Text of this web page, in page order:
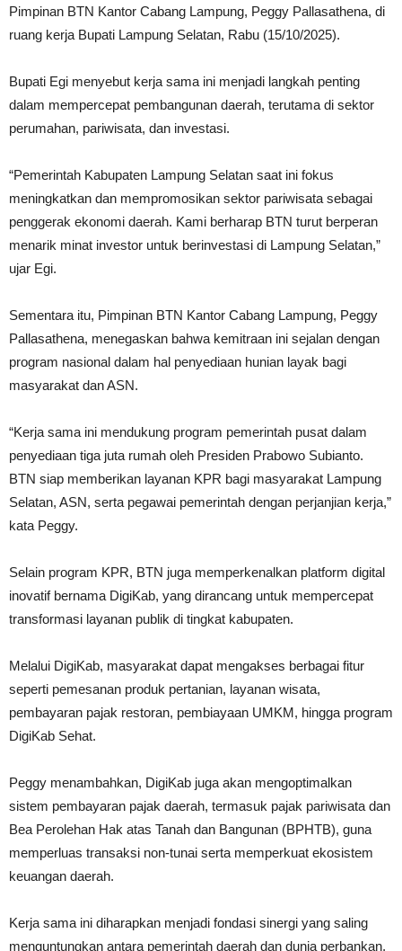
Pimpinan BTN Kantor Cabang Lampung, Peggy Pallasathena, di
ruang kerja Bupati Lampung Selatan, Rabu (15/10/2025).
Bupati Egi menyebut kerja sama ini menjadi langkah penting
dalam mempercepat pembangunan daerah, terutama di sektor
perumahan, pariwisata, dan investasi.
“Pemerintah Kabupaten Lampung Selatan saat ini fokus
meningkatkan dan mempromosikan sektor pariwisata sebagai
penggerak ekonomi daerah. Kami berharap BTN turut berperan
menarik minat investor untuk berinvestasi di Lampung Selatan,”
ujar Egi.
Sementara itu, Pimpinan BTN Kantor Cabang Lampung, Peggy
Pallasathena, menegaskan bahwa kemitraan ini sejalan dengan
program nasional dalam hal penyediaan hunian layak bagi
masyarakat dan ASN.
“Kerja sama ini mendukung program pemerintah pusat dalam
penyediaan tiga juta rumah oleh Presiden Prabowo Subianto.
BTN siap memberikan layanan KPR bagi masyarakat Lampung
Selatan, ASN, serta pegawai pemerintah dengan perjanjian kerja,”
kata Peggy.
Selain program KPR, BTN juga memperkenalkan platform digital
inovatif bernama DigiKab, yang dirancang untuk mempercepat
transformasi layanan publik di tingkat kabupaten.
Melalui DigiKab, masyarakat dapat mengakses berbagai fitur
seperti pemesanan produk pertanian, layanan wisata,
pembayaran pajak restoran, pembiayaan UMKM, hingga program
DigiKab Sehat.
Peggy menambahkan, DigiKab juga akan mengoptimalkan
sistem pembayaran pajak daerah, termasuk pajak pariwisata dan
Bea Perolehan Hak atas Tanah dan Bangunan (BPHTB), guna
memperluas transaksi non-tunai serta memperkuat ekosistem
keuangan daerah.
Kerja sama ini diharapkan menjadi fondasi sinergi yang saling
menguntungkan antara pemerintah daerah dan dunia perbankan,